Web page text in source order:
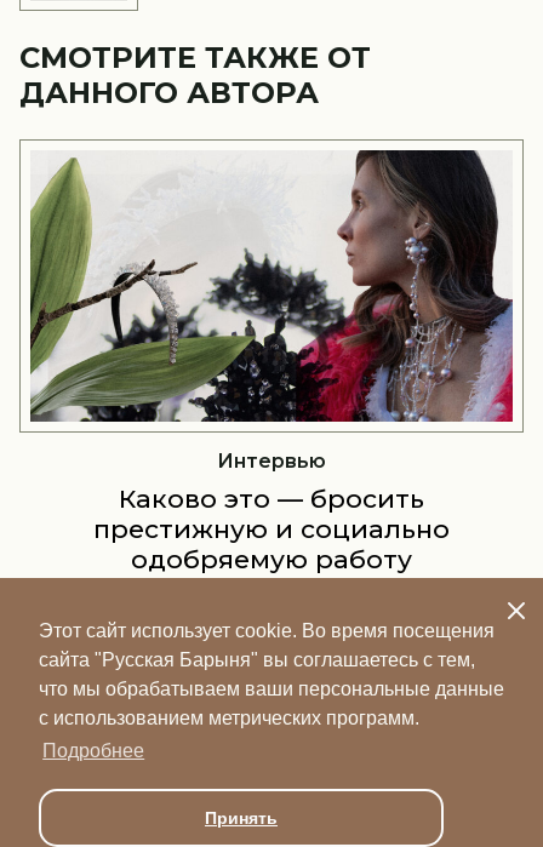
Этот сайт использует cookie. Во время посещения
сайта "Русская Барыня" вы соглашаетесь с тем,
что мы обрабатываем ваши персональные данные
с использованием метрических программ.
Подробнее
Принять
СМОТРИТЕ ТАКЖЕ ОТ
ДАННОГО АВТОРА
— бросить
и социально
работу
подиумная история,
носить эти украшения
Но и не все...
Не лыком шиты:
и трендовые
«Русская барыня»
бренда Лилей
главных лаптях
Политика